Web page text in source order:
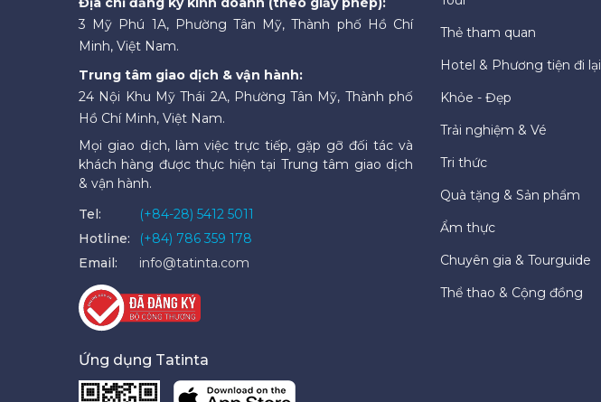
3 Mỹ Phú 1A, Phường Tân Mỹ, Thành phố Hồ Chí
Minh, Việt Nam.
Trung tâm giao dịch & vận hành:
24 Nội Khu Mỹ Thái 2A, Phường Tân Mỹ, Thành phố
Hồ Chí Minh, Việt Nam.
Mọi giao dịch, làm việc trực tiếp, gặp gỡ đối tác và
khách hàng được thực hiện tại Trung tâm giao dịch
& vận hành.
Tel:
(+84-28) 5412 5011
Hotline:
(+84) 786 359 178
Email:
info@tatinta.com
Ứng dụng Tatinta
Thẻ tham quan
Hotel & Phương tiện đi lại
Khỏe - Đẹp
Trải nghiệm & Vé
Tri thức
Quà tặng & Sản phẩm
Ẩm thực
Chuyên gia & Tourguide
Thể thao & Cộng đồng